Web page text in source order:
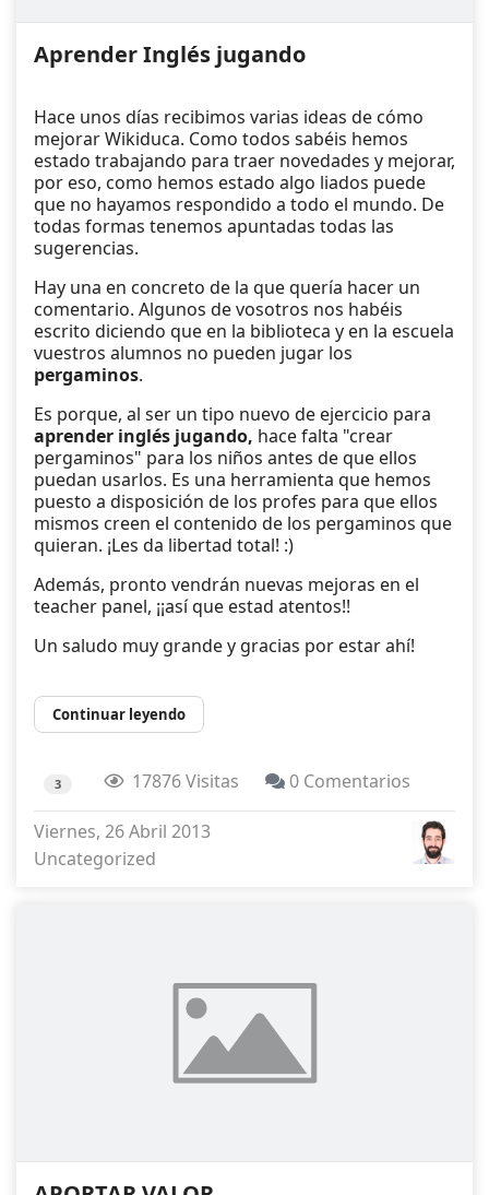
Aprender Inglés jugando
Hace unos días recibimos varias ideas de cómo
mejorar Wikiduca. Como todos sabéis hemos
estado trabajando para traer novedades y mejorar,
por eso, como hemos estado algo liados puede
que no hayamos respondido a todo el mundo. De
todas formas tenemos apuntadas todas las
sugerencias.
Hay una en concreto de la que quería hacer un
comentario. Algunos de vosotros nos habéis
escrito diciendo que en la biblioteca y en la escuela
vuestros alumnos no pueden jugar los
pergaminos.
Es porque, al ser un tipo nuevo de ejercicio para
aprender inglés jugando, hace falta "crear
pergaminos" para los niños antes de que ellos
puedan usarlos. Es una herramienta que hemos
puesto a disposición de los profes para que ellos
mismos creen el contenido de los pergaminos que
quieran. ¡Les da libertad total! :)
Además, pronto vendrán nuevas mejoras en el
teacher panel, ¡¡así que estad atentos!!
Un saludo muy grande y gracias por estar ahí!
Continuar leyendo
3 17876 Visitas 0 Comentarios
Viernes, 26 Abril 2013
Uncategorized